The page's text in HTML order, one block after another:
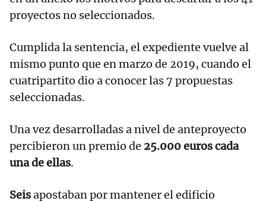
proyectos no seleccionados.
Cumplida la sentencia, el expediente vuelve al
mismo punto que en marzo de 2019, cuando el
cuatripartito dio a conocer las 7 propuestas
seleccionadas.
Una vez desarrolladas a nivel de anteproyecto
percibieron un premio de 25.000 euros cada
una de ellas.
Seisapostaban por mantener el edificio